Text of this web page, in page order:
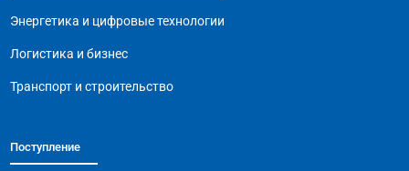
Энергетика и цифровые технологии
Логистика и бизнес
Транспорт и строительство
Поступление